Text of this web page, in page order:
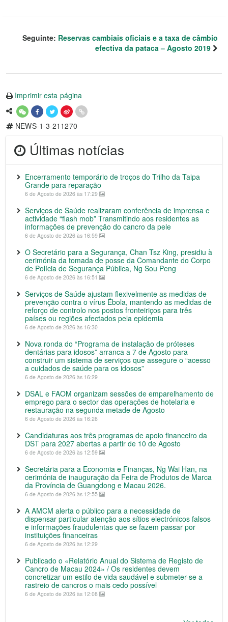
Seguinte: Reservas cambiais oficiais e a taxa de câmbio
efectiva da pataca – Agosto 2019
Imprimir esta página
NEWS-1-3-211270
Últimas notícias
Encerramento temporário de troços do Trilho da Taipa
Grande para reparação
6 de Agosto de 2026 às 17:29
Serviços de Saúde realizaram conferência de imprensa e
actividade “flash mob” Transmitindo aos residentes as
informações de prevenção do cancro da pele
6 de Agosto de 2026 às 16:59
O Secretário para a Segurança, Chan Tsz King, presidiu à
cerimónia da tomada de posse da Comandante do Corpo
de Polícia de Segurança Pública, Ng Sou Peng
6 de Agosto de 2026 às 16:51
Serviços de Saúde ajustam flexivelmente as medidas de
prevenção contra o vírus Ébola, mantendo as medidas de
reforço de controlo nos postos fronteiriços para três
países ou regiões afectados pela epidemia
6 de Agosto de 2026 às 16:30
Nova ronda do “Programa de instalação de próteses
dentárias para idosos” arranca a 7 de Agosto para
construir um sistema de serviços que assegure o “acesso
a cuidados de saúde para os idosos”
6 de Agosto de 2026 às 16:29
DSAL e FAOM organizam sessões de emparelhamento de
emprego para o sector das operações de hotelaria e
restauração na segunda metade de Agosto
6 de Agosto de 2026 às 16:26
Candidaturas aos três programas de apoio financeiro da
DST para 2027 abertas a partir de 10 de Agosto
6 de Agosto de 2026 às 12:59
Secretária para a Economia e Finanças, Ng Wai Han, na
cerimónia de inauguração da Feira de Produtos de Marca
da Província de Guangdong e Macau 2026.
6 de Agosto de 2026 às 12:55
A AMCM alerta o público para a necessidade de
dispensar particular atenção aos sítios electrónicos falsos
e informações fraudulentas que se fazem passar por
instituições financeiras
6 de Agosto de 2026 às 12:29
Publicado o «Relatório Anual do Sistema de Registo de
Cancro de Macau 2024» / Os residentes devem
concretizar um estilo de vida saudável e submeter-se a
rastreio de cancros o mais cedo possível
6 de Agosto de 2026 às 12:08